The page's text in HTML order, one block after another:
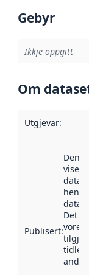
Gebyr
Ikkje oppgitt
Om
Utgjevar:
Publisert:
viser
henta
Det
vore
andre